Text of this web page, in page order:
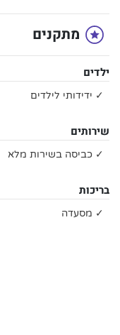
מתקנים
ילדים
✓ ידידותי לילדים
שירותים
✓ כביסה בשירות מלא
בריכות
✓ מסעדה